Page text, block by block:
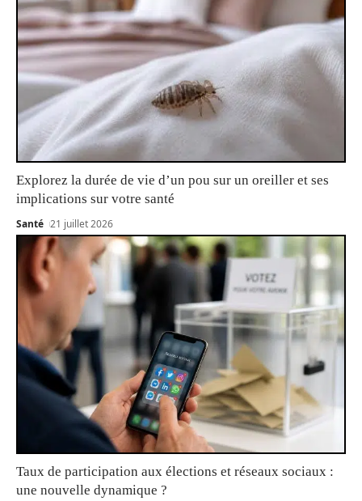
Explorez la durée de vie d’un pou sur un oreiller et ses
implications sur votre santé
Santé 21 juillet 2026
Taux de participation aux élections et réseaux sociaux :
une nouvelle dynamique ?